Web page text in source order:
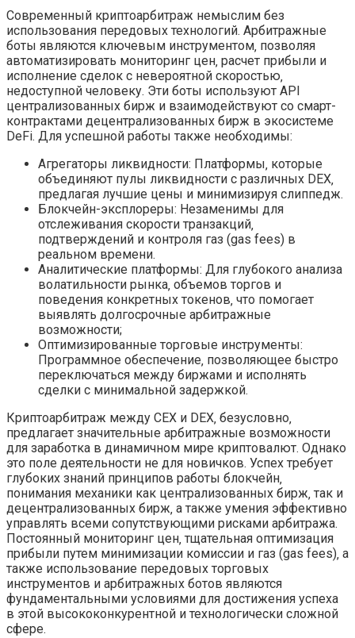
Современный криптоарбитраж немыслим без
использования передовых технологий. Арбитражные
боты являются ключевым инструментом‚ позволяя
автоматизировать мониторинг цен‚ расчет прибыли и
исполнение сделок с невероятной скоростью‚
недоступной человеку. Эти боты используют API
централизованных бирж и взаимодействуют со смарт-
контрактами децентрализованных бирж в экосистеме
DeFi. Для успешной работы также необходимы:
Агрегаторы ликвидности: Платформы‚ которые
объединяют пулы ликвидности с различных DEX‚
предлагая лучшие цены и минимизируя слиппедж.
Блокчейн-эксплореры: Незаменимы для
отслеживания скорости транзакций‚
подтверждений и контроля газ (gas fees) в
реальном времени.
Аналитические платформы: Для глубокого анализа
волатильности рынка‚ объемов торгов и
поведения конкретных токенов‚ что помогает
выявлять долгосрочные арбитражные
возможности;
Оптимизированные торговые инструменты:
Программное обеспечение‚ позволяющее быстро
переключаться между биржами и исполнять
сделки с минимальной задержкой.
Криптоарбитраж между CEX и DEX‚ безусловно‚
предлагает значительные арбитражные возможности
для заработка в динамичном мире криптовалют. Однако
это поле деятельности не для новичков. Успех требует
глубоких знаний принципов работы блокчейн‚
понимания механики как централизованных бирж‚ так и
децентрализованных бирж‚ а также умения эффективно
управлять всеми сопутствующими рисками арбитража.
Постоянный мониторинг цен‚ тщательная оптимизация
прибыли путем минимизации комиссии и газ (gas fees)‚ а
также использование передовых торговых
инструментов и арбитражных ботов являются
фундаментальными условиями для достижения успеха
в этой высококонкурентной и технологически сложной
сфере.